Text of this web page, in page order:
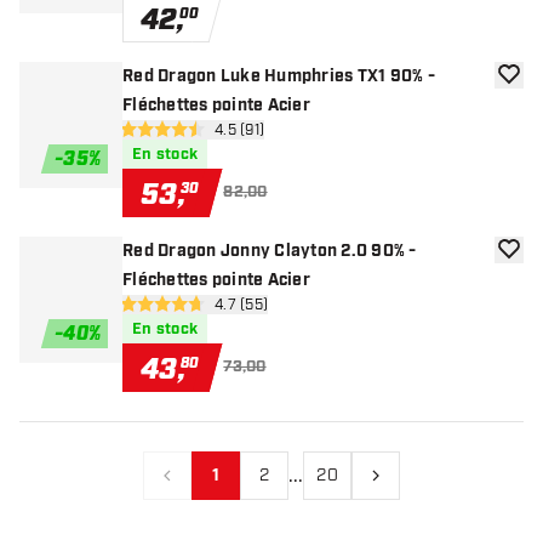
42,00
-35%
Red Dragon Luke Humphries TX1 90% -
Fléchettes pointe Acier
ouvrir le panneau des avis
4.5 étoiles de notation
4.5 (91)
En stock
53,30 82,00
-40%
Red Dragon Jonny Clayton 2.0 90% -
Fléchettes pointe Acier
ouvrir le panneau des avis
4.7 étoiles de notation
4.7 (55)
En stock
43,80 73,00
Précédent
1 2 ... 20 Suivant